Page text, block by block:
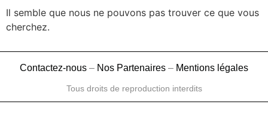
Il semble que nous ne pouvons pas trouver ce que vous
cherchez.
Contactez-nous – Nos Partenaires – Mentions légales
Tous droits de reproduction interdits